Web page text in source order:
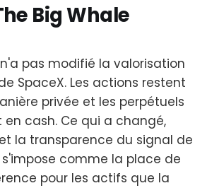
Big Whale
pas modifié la valorisation
SpaceX. Les actions restent
privée et les perpétuels
en cash. Ce qui a changé,
la transparence du signal de
s'impose comme la place de
pour les actifs que la